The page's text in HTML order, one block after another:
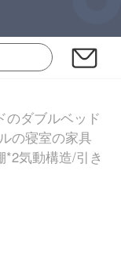
のダブルベッド
の寝室の家具
気動構造/引き